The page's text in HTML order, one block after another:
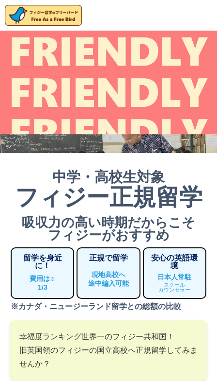
中学・高校生対象
フィジー正規留学
吸収力の高い時期だからこそ
フィジーがおすすめ
留学を身近
に！
費用は※
1/3
正規で留学
現地高校へ
途中編入可能
安心の英語環
境
日本人常駐
スクール
カウンセラー
※カナダ・ニュージーランド留学との総額の比較
幸福度ランキング世界一のフィジー共和国！
旧英国領のフィジーの国立高校へ正規留学してみま
せんか？